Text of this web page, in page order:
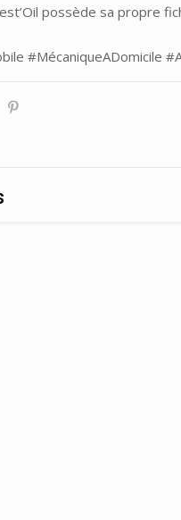
possède sa propre
#MécaniqueADomicile